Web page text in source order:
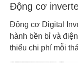
Động cơ
Động cơ Digital
hành bền bỉ và
thiểu chi phí mỗi